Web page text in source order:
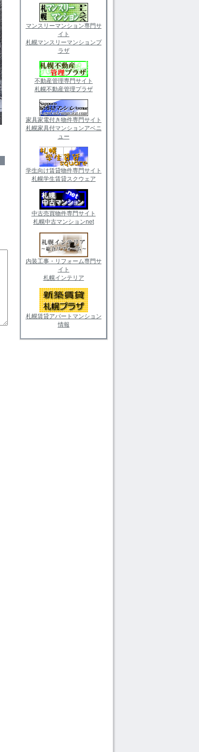
マンスリーマンション専門サ
イト
札幌マンスリーマンションプ
ラザ
不動産管理専門サイト
札幌不動産管理プラザ
家具家電付き物件専門サイト
札幌家具付マンションアベニ
ュー
学生向け賃貸物件専門サイト
札幌学生賃貸スクウェア
中古売買物件専門サイト
札幌中古マンションnet
内装工事・リフォーム専門サ
イト
札幌インテリア
札幌賃貸アパートマンション
情報